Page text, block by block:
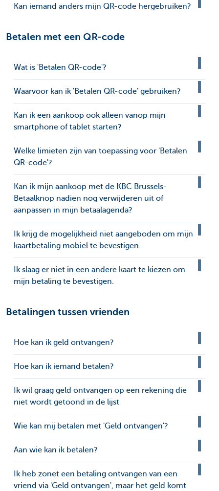
Kan iemand anders mijn QR-code hergebruiken?
Betalen met een QR-code
Wat is 'Betalen QR-code'?
Waarvoor kan ik 'Betalen QR-code' gebruiken?
Kan ik een aankoop ook alleen vanop mijn
smartphone of tablet starten?
Welke limieten zijn van toepassing voor 'Betalen
QR-code'?
Kan ik mijn aankoop met de KBC Brussels-
Betaalknop nadien nog verwijderen uit of
aanpassen in mijn betaalagenda?
Ik krijg de mogelijkheid niet aangeboden om mijn
kaartbetaling mobiel te bevestigen.
Ik slaag er niet in een andere kaart te kiezen om
mijn betaling te bevestigen.
Betalingen tussen vrienden
Hoe kan ik geld ontvangen?
Hoe kan ik iemand betalen?
Ik wil graag geld ontvangen op een rekening die
niet wordt getoond in de lijst
Wie kan mij betalen met 'Geld ontvangen'?
Aan wie kan ik betalen?
Ik heb zonet een betaling ontvangen van een
vriend via 'Geld ontvangen', maar het geld komt